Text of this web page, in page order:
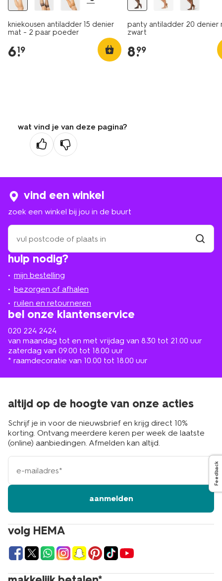
kniekousen antiladder 15 denier
mat - 2 paar poeder
6.
19
panty antiladder 20 denier
zwart
8.
99
wat vind je van deze pagina?
hulp nodig?
mijn bestelling
bezorgen of afhalen
ruilen en retourneren
bel onze klantenservice
020 224 2424
van maandag tot en met vrijdag van 8.30 tot 21.00 uur
zaterdag van 09.00 tot 18.00 uur
* raamdecoratie van 10.00 tot 18.00 uur
vind een winkel
zoek een winkel bij jou in de buurt
zoek
een
winkel
bij
in
de
buurt
volg HEMA
altijd op de hoogte van onze acties
Schrijf je in voor de nieuwsbrief en krijg direct 10%
korting. Ontvang meerdere keren per week de laatste
(online) aanbiedingen. Afmelden kan altijd.
e-
mailadres
aanmelden
Feedback